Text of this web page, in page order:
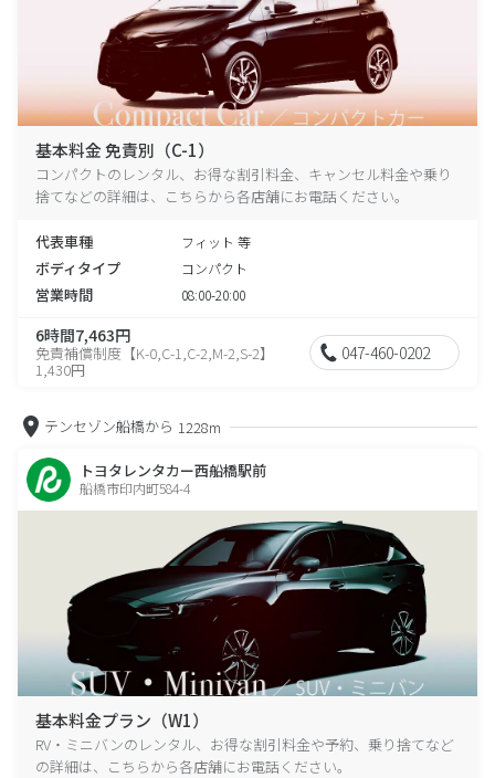
基本料金 免責別（C-1）
コンパクトのレンタル、お得な割引料金、キャンセル料金や乗り
捨てなどの詳細は、こちらから各店舗にお電話ください。
代表車種 フィット 等
ボディタイプ コンパクト
営業時間 08:00-20:00
6時間7,463円
免責補償制度【K-0,C-1,C-2,M-2,S-2】
1,430円
047-460-0202
テンセゾン船橋から 1228m
トヨタレンタカー西船橋駅前
船橋市印内町584-4
基本料金プラン（W1）
RV・ミニバンのレンタル、お得な割引料金や予約、乗り捨てなど
の詳細は、こちらから各店舗にお電話ください。